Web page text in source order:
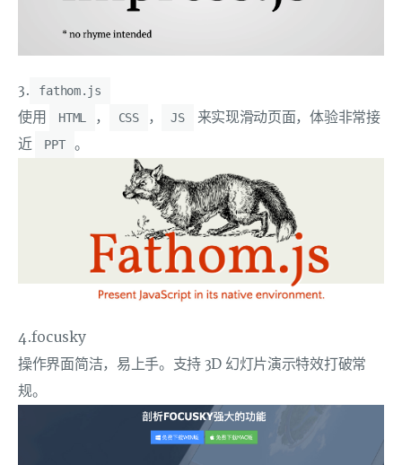
3. fathom.js
使用 HTML ， CSS ， JS
来实现滑动页面，体验非常接
近
PPT 。
4.focusky
操作界面简洁，易上手。支持 3D 幻灯片演示特效打破常
规。